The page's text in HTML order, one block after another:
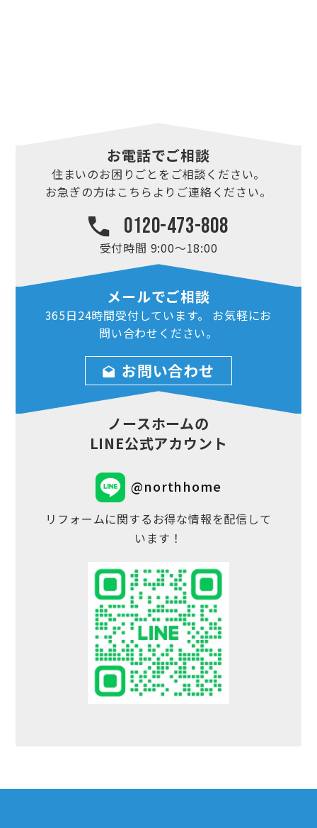
お電話でご相談
住まいのお困りごとを ご相談ください。
お急ぎの方はこちらより ご連絡ください。
0120-473-808
受付時間 9:00～18:00
メールでご相談
365日24時間受付しています。
お気軽にお
問い合わせ ください。
お問い合わせ
ノースホームの
LINE公式アカウント
@northhome
リフォームに関するお得な情報を配信して
います！